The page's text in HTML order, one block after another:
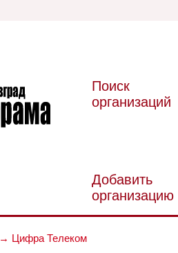
Поиск
организаций
Добавить
организацию
→ Цифра Телеком